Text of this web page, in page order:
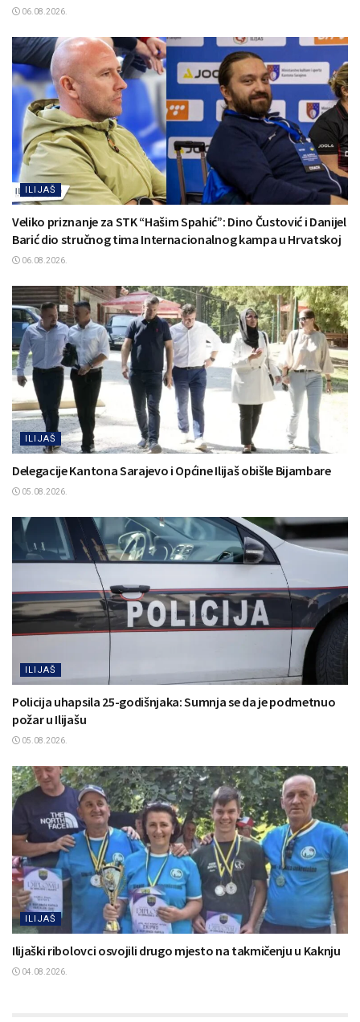
06.08.2026.
ILIJAŠ
Veliko priznanje za STK “Hašim Spahić”: Dino Čustović i Danijel
Barić dio stručnog tima Internacionalnog kampa u Hrvatskoj
06.08.2026.
ILIJAŠ
Delegacije Kantona Sarajevo i Općine Ilijaš obišle Bijambare
05.08.2026.
ILIJAŠ
Policija uhapsila 25-godišnjaka: Sumnja se da je podmetnuo
požar u Ilijašu
05.08.2026.
ILIJAŠ
Ilijaški ribolovci osvojili drugo mjesto na takmičenju u Kaknju
04.08.2026.